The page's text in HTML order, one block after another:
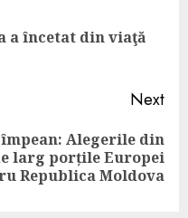
a încetat din viaţă
Next
Alegerile din
larg porțile Europei
Republica Moldova